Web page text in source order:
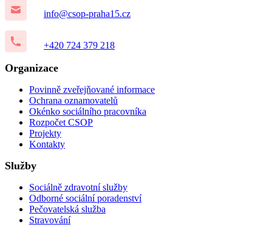
info@csop-praha15.cz
+420 724 379 218
Organizace
Povinně zveřejňované informace
Ochrana oznamovatelů
Okénko sociálního pracovníka
Rozpočet CSOP
Projekty
Kontakty
Služby
Sociálně zdravotní služby
Odborné sociální poradenství
Pečovatelská služba
Stravování